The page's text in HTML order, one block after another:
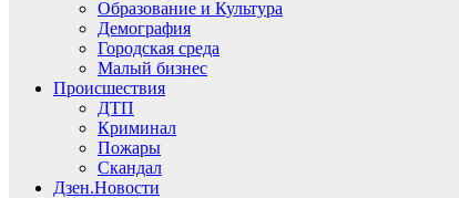
Образование и Культура
Демография
Городская среда
Малый бизнес
Происшествия
ДТП
Криминал
Пожары
Скандал
Дзен.Новости